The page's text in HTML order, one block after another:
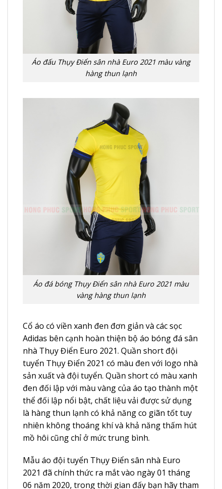
Áo đấu Thụy Điển sân nhà Euro 2021 màu vàng
hàng thun lạnh
Áo đá bóng Thụy Điển sân nhà Euro 2021 màu
vàng hàng thun lạnh
Cổ áo có viền xanh đen đơn giản và các sọc
Adidas bên cạnh hoàn thiện bộ áo bóng đá sân
nhà Thụy Điển Euro 2021. Quần short đội
tuyển Thụy Điển 2021 có màu đen với logo nhà
sản xuất và đội tuyển. Quần short có màu xanh
đen đối lập với màu vàng của áo tạo thành một
thể đối lập nổi bật, chất liệu vải được sử dụng
là hàng thun lạnh có khả năng co giãn tốt tuy
nhiên không thoáng khí và khả năng thấm hút
mồ hôi cũng chỉ ở mức trung bình.
Mẫu áo đội tuyển Thụy Điển sân nhà Euro
2021 đã chính thức ra mắt vào ngày 01 tháng
06 năm 2020, trong thời gian đấy bạn hãy tham